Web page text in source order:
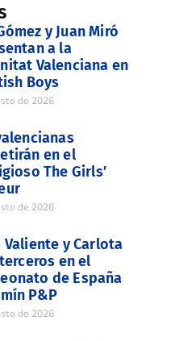
y Juan Miró
a la
Valenciana en
Boys
de 2026
en el
The Girls’
de 2026
Valiente y Carlota
en el
de España
P&P
de 2026